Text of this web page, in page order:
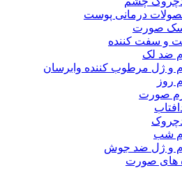
درمانی پوست
صورت
و سفت کننده
ضد لک
و ژل مرطوب کننده وابرسان
روز
صورت
شب
و ژل ضد جوش
های صورت